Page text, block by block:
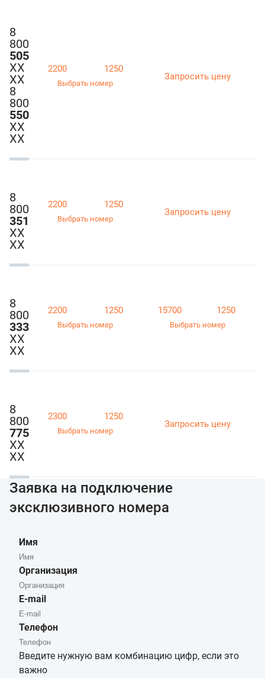
8
800
505
ХХ
ХХ
8
800
550
ХХ
ХХ
2200 1250
Выбрать номер
Запросить цену
8
800
351
ХХ
ХХ
2200 1250
Выбрать номер
Запросить цену
8
800
333
ХХ
ХХ
2200 1250
Выбрать номер
15700 1250
Выбрать номер
8
800
775
ХХ
ХХ
2300 1250
Выбрать номер
Запросить цену
Заявка на подключение
эксклюзивного номера
Имя
Организация
E-mail
Телефон
Введите нужную вам комбинацию цифр, если это
важно